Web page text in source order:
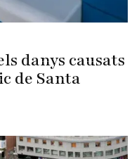
danys causats
de Santa